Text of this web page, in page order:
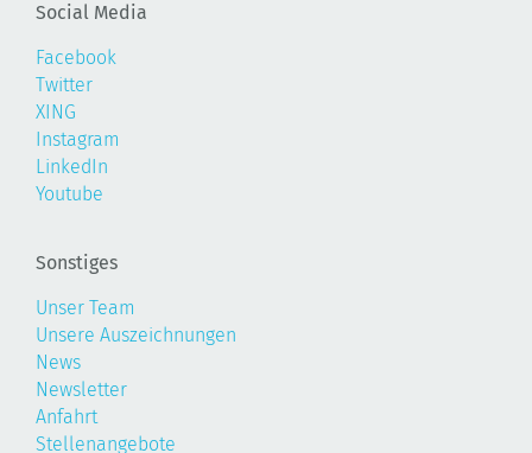
Social Media
Facebook
Twitter
XING
Instagram
LinkedIn
Youtube
Sonstiges
Unser Team
Unsere Auszeichnungen
News
Newsletter
Anfahrt
Stellenangebote